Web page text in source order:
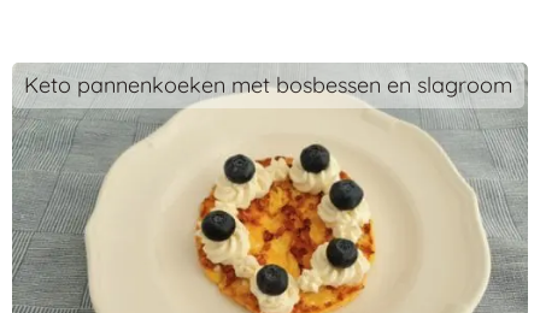
Keto pannenkoeken met bosbessen en slagroom